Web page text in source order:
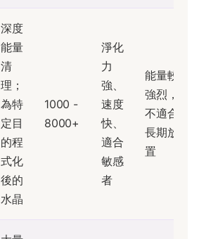
深度
能量
清
理；
為特
定目
的程
式化
後的
水晶
1000 -
8000+
淨化
力
強、
速度
快、
適合
敏感
者
能量較
強烈，
不適合
長期放
置